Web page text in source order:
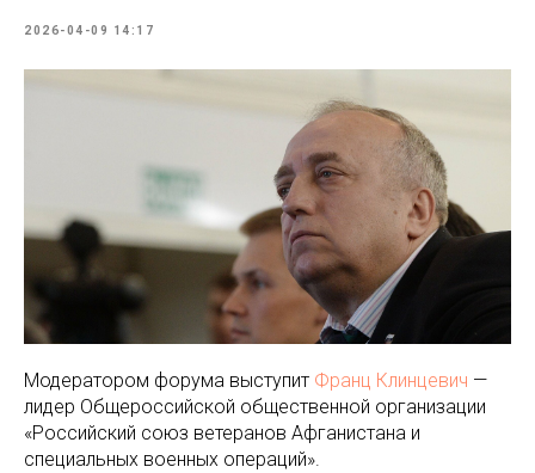
2026-04-09 14:17
Модератором форума выступит Франц Клинцевич —
лидер Общероссийской общественной организации
«Российский союз ветеранов Афганистана и
специальных военных операций».